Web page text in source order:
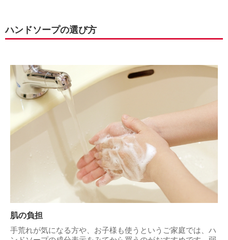
ハンドソープの選び方
肌の負担
手荒れが気になる方や、お子様も使うというご家庭では、ハ